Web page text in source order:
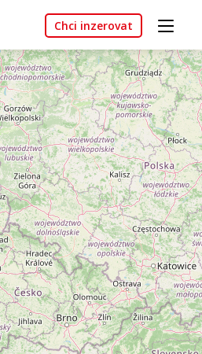
Chci inzerovat